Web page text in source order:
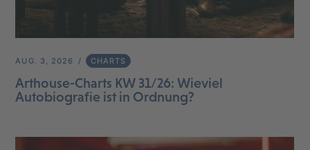
AUG. 3, 2026 CHARTS
Arthouse-Charts KW 31/26: Wieviel
Autobiografie ist in Ordnung?